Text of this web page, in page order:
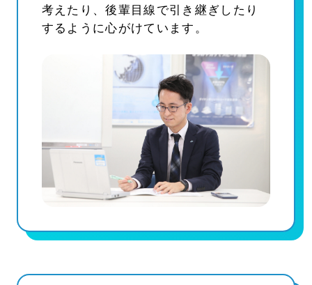
考えたり、後輩目線で引き継ぎしたり
するように心がけています。